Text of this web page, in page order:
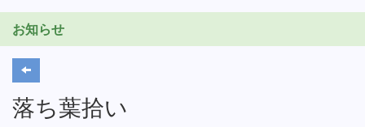
お知らせ
落ち葉拾い